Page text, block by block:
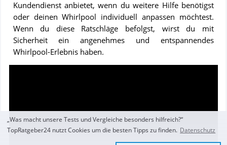
Kundendienst anbietet, wenn du weitere Hilfe benötigst
oder deinen Whirlpool individuell anpassen möchtest.
Wenn du diese Ratschläge befolgst, wirst du mit
Sicherheit ein angenehmes und entspannendes
Whirlpool-Erlebnis haben.
Tub
von
Timberin
„Was macht unsere Tests und Vergleiche besonders hilfreich?“
TopRatgeber24 nutzt Cookies um die besten Tipps zu finden. Datenschutz